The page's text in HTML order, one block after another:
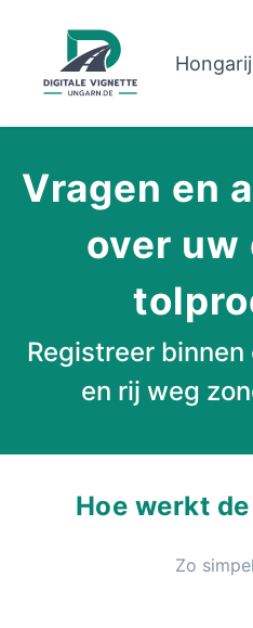
Over ons
Routeplanner
Nederlands
Vignet
Vragen en
over
Registreer
en rij weg
Hoe werkt
Zo